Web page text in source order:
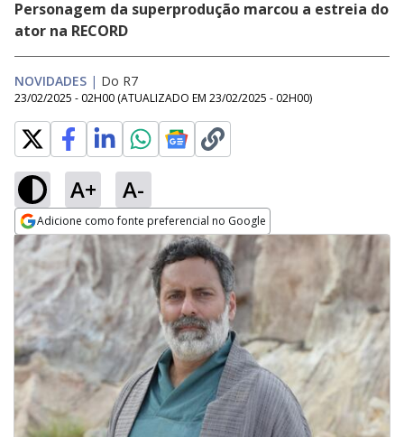
Personagem da superprodução marcou a estreia do
ator na RECORD
NOVIDADES | Do R7
23/02/2025 - 02H00 (ATUALIZADO EM 23/02/2025 - 02H00)
A+ A-
Adicione como fonte preferencial no Google
Opens in new window